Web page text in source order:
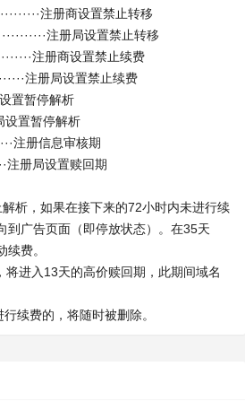
注册商设置禁止转移
注册局设置禁止转移
注册商设置禁止续费
注册局设置禁止续费
设置暂停解析
设置暂停解析
注册信息审核期
注册局设置赎回期
析，如果在接下来的72小时内未进行续
到广告页面（即停放状态）。在35天
费。
进入13天的高价赎回期，此期间域名
续费的，将随时被删除。